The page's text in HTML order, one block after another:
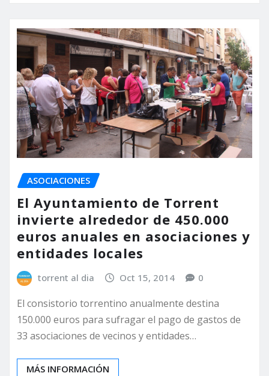
ASOCIACIONES
El Ayuntamiento de Torrent
invierte alrededor de 450.000
euros anuales en asociaciones y
entidades locales
torrent al dia Oct 15, 2014 0
El consistorio torrentino anualmente destina
150.000 euros para sufragar el pago de gastos de
33 asociaciones de vecinos y entidades…
MÁS INFORMACIÓN